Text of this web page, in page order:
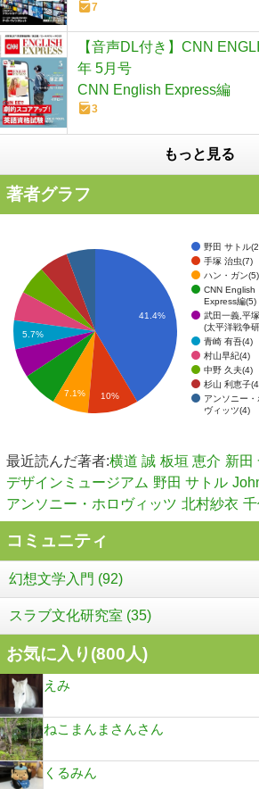
7
【音声DL付き】CNN
年 5月号
CNN English Express編
3
もっと見る
著者グラフ
野田 サトル
手塚 治虫(7)
ハン・ガン(5)
CNN English
Express編(5)
武田一義,平
(太平洋戦争
青崎 有吾(4)
村山早紀(4)
中野 久夫(4)
杉山 利恵子
アンソニー・
ヴィッツ(4)
41.4%
5.7%
7.1% 10%
最近読んだ著者:横道 誠 板垣 恵介 新田
デザインミュージアム 野田 サトル
アンソニー・ホロヴィッツ 北村紗衣
コミュニティ
幻想文学入門 (92)
スラブ文化研究室 (35)
お気に入り(800人)
えみ
ねこまんまさんさん
くるみん